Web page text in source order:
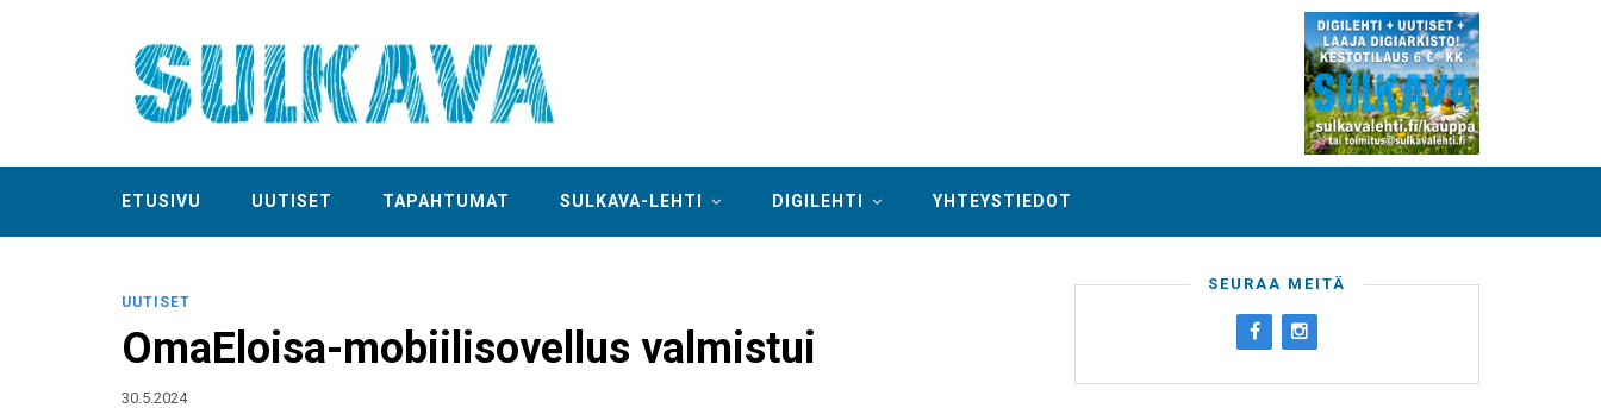
ETUSIVU UUTISET TAPAHTUMAT SULKAVA-LEHTI DIGILEHTI YHTEYSTIEDOT
UUTISET
OmaEloisa-mobiilisovellus valmistui
30.5.2024
SEURAA MEITÄ